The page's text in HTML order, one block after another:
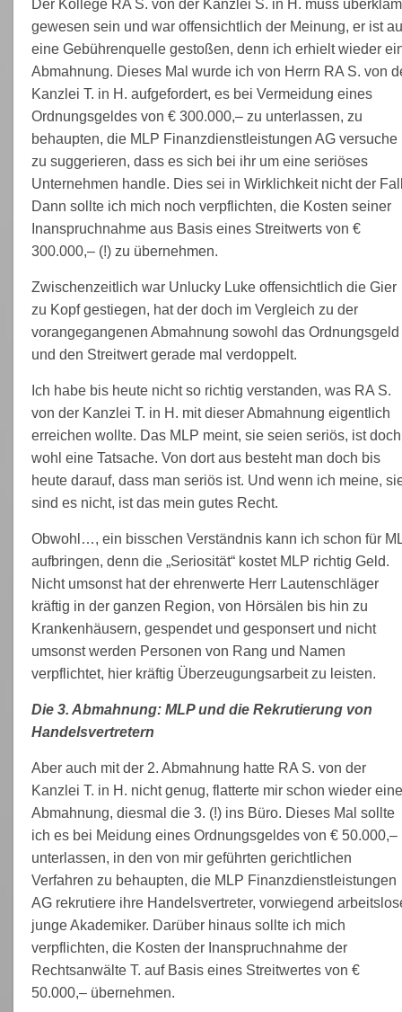
Der Kollege RA S. von der Kanzlei S. in H. muss
gewesen sein und war offensichtlich der Meinung, er ist
eine Gebührenquelle gestoßen, denn ich erhielt wieder
Abmahnung. Dieses Mal wurde ich von Herrn RA S. von
Kanzlei T. in H. aufgefordert, es bei Vermeidung eines
Ordnungsgeldes von € 300.000,– zu unterlassen, zu
behaupten, die MLP Finanzdienstleistungen AG versuche
zu suggerieren, dass es sich bei ihr um eine seriöses
Unternehmen handle. Dies sei in Wirklichkeit nicht der
Dann sollte ich mich noch verpflichten, die Kosten seiner
Inanspruchnahme aus Basis eines Streitwerts von €
300.000,– (!) zu übernehmen.
Zwischenzeitlich war Unlucky Luke offensichtlich die Gier
zu Kopf gestiegen, hat der doch im Vergleich zu der
vorangegangenen Abmahnung sowohl das Ordnungsgeld
und den Streitwert gerade mal verdoppelt.
Ich habe bis heute nicht so richtig verstanden, was RA S.
von der Kanzlei T. in H. mit dieser Abmahnung eigentlich
erreichen wollte. Das MLP meint, sie seien seriös, ist doch
wohl eine Tatsache. Von dort aus besteht man doch bis
heute darauf, dass man seriös ist. Und wenn ich meine,
sind es nicht, ist das mein gutes Recht.
Obwohl…, ein bisschen Verständnis kann ich schon für
aufbringen, denn die „Seriosität“ kostet MLP richtig Geld.
Nicht umsonst hat der ehrenwerte Herr Lautenschläger
kräftig in der ganzen Region, von Hörsälen bis hin zu
Krankenhäusern, gespendet und gesponsert und nicht
umsonst werden Personen von Rang und Namen
verpflichtet, hier kräftig Überzeugungsarbeit zu leisten.
Die 3. Abmahnung: MLP und die Rekrutierung von
Handelsvertretern
Aber auch mit der 2. Abmahnung hatte RA S. von der
Kanzlei T. in H. nicht genug, flatterte mir schon wieder eine
Abmahnung, diesmal die 3. (!) ins Büro. Dieses Mal sollte
ich es bei Meidung eines Ordnungsgeldes von € 50.000,–
unterlassen, in den von mir geführten gerichtlichen
Verfahren zu behaupten, die MLP Finanzdienstleistungen
AG rekrutiere ihre Handelsvertreter, vorwiegend
junge Akademiker. Darüber hinaus sollte ich mich
verpflichten, die Kosten der Inanspruchnahme der
Rechtsanwälte T. auf Basis eines Streitwertes von €
50.000,– übernehmen.